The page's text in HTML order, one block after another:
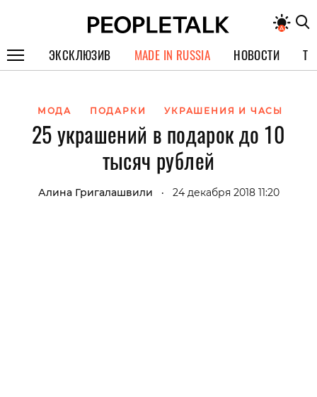
ЭКСКЛЮЗИВ
СПЕЦПРОЕКТЫ
ИНТЕРВЬЮ
ПОКОЛЕНИЕ
MADE IN RUSSIA НОВОСТИ
МОДА ПОДАРКИ УКРАШЕНИЯ И ЧАСЫ
25 украшений в подарок до 10
тысяч рублей
Алина Григалашвили • 24 декабря 2018 11:20